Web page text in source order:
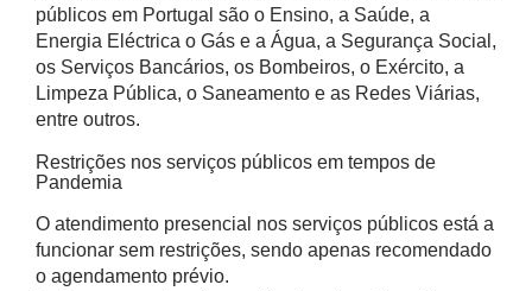
públicos em Portugal são o Ensino, a Saúde, a
Energia Eléctrica o Gás e a Água, a Segurança Social,
os Serviços Bancários, os Bombeiros, o Exército, a
Limpeza Pública, o Saneamento e as Redes Viárias,
entre outros.
Restrições nos serviços públicos em tempos de
Pandemia
O atendimento presencial nos serviços públicos está a
funcionar sem restrições, sendo apenas recomendado
o agendamento prévio.